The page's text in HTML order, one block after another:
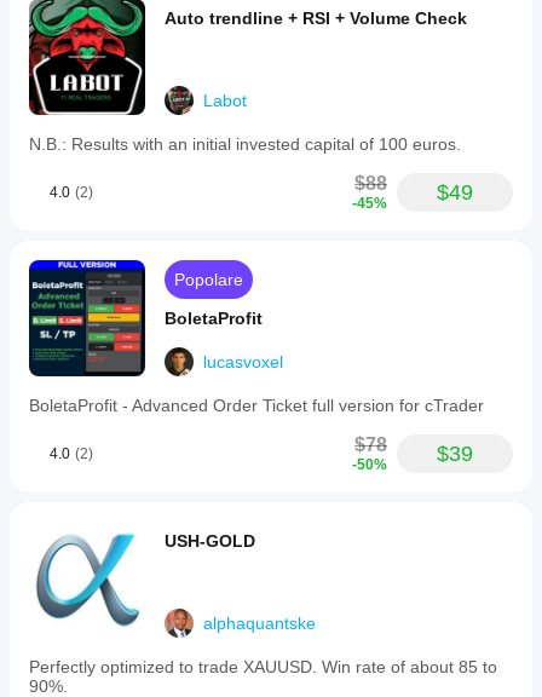
Auto trendline + RSI + Volume Check
Labot
N.B.: Results with an initial invested capital of 100 euros.
4.0 (2) $88
-45% $49
Popolare
BoletaProfit
lucasvoxel
BoletaProfit - Advanced Order Ticket full version for cTrader
4.0 (2) $78
-50% $39
USH-GOLD
alphaquantske
Perfectly optimized to trade XAUUSD. Win rate of about 85 to
90%.